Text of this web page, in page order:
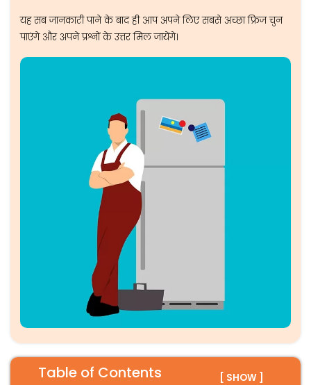
यह सब जानकारी पाने के बाद ही आप अपने लिए सबसे अच्छा फ्रिज चुन
पाएंगे और अपने प्रश्नों के उत्तर मिल जायेंगे।
Table of Contents [ SHOW ]